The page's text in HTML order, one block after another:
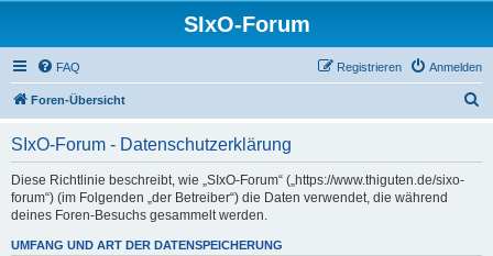
SIxO-Forum
FAQ Anmelden
Registrieren
Foren-Übersicht
SIxO-Forum - Datenschutzerklärung
Diese Richtlinie beschreibt, wie „SIxO-Forum“ („https://www.thiguten.de/sixo-
forum“) (im Folgenden „der Betreiber“) die Daten verwendet, die während
deines Foren-Besuchs gesammelt werden.
UMFANG UND ART DER DATENSPEICHERUNG